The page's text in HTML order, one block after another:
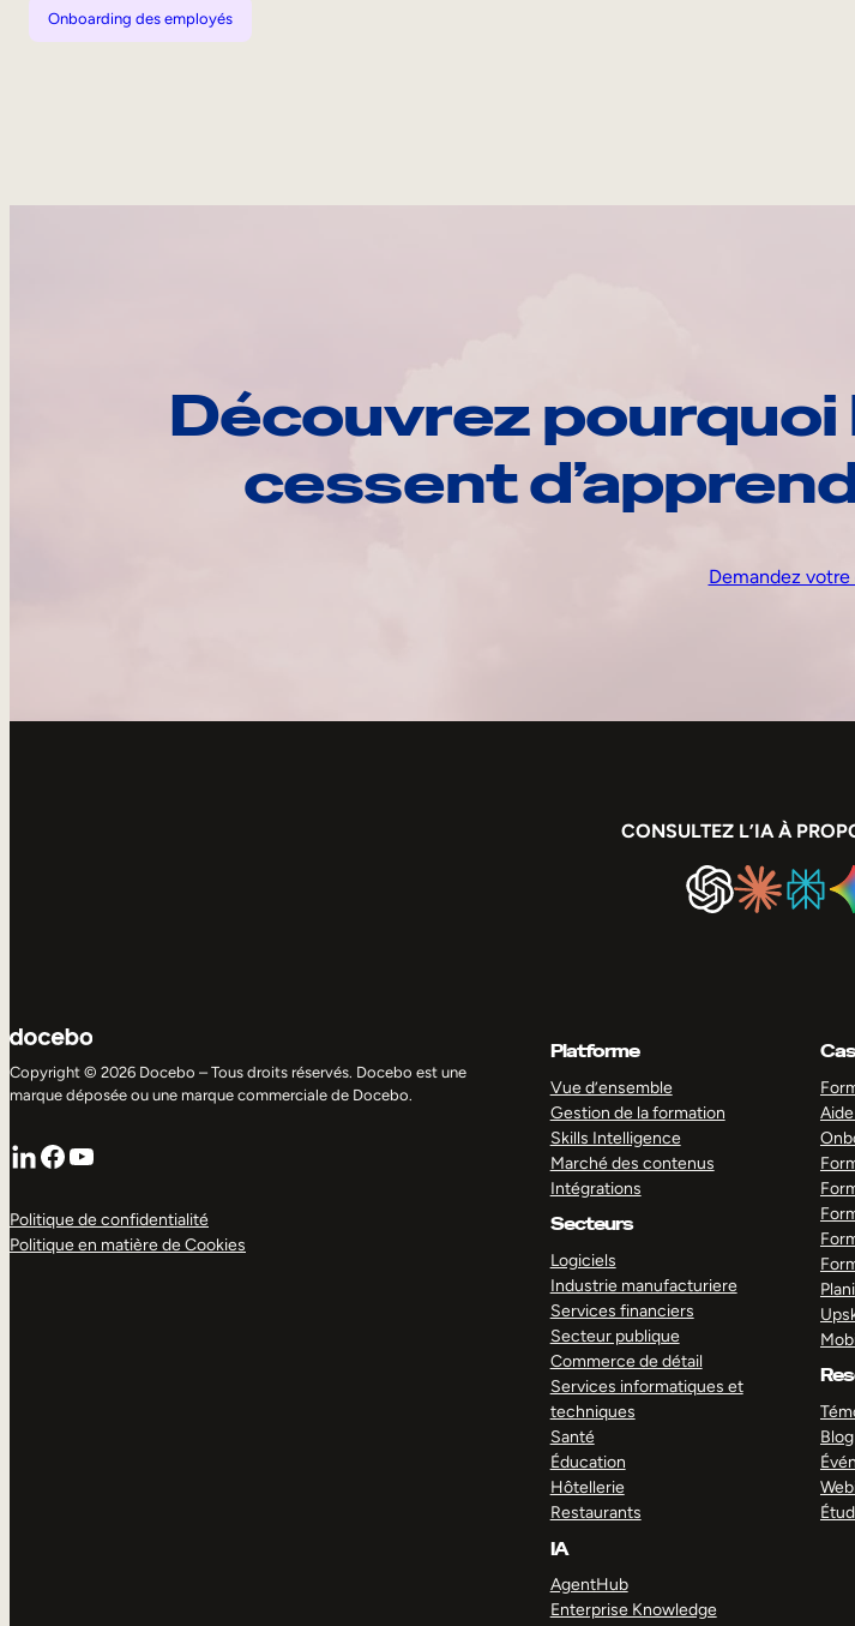
Onboarding des employés
Découvrez
cessent
Demandez
CONSULTEZ L’IA À
Copyright © 2026 Docebo – Tous droits réservés. Docebo est une
marque déposée ou une marque commerciale de Docebo.
LinkedIn
Facebook
YouTube
Politique de confidentialité
Politique en matière de Cookies
Platforme
Vue d’ensemble
Gestion de la formation
Skills Intelligence
Marché des contenus
Intégrations
Secteurs
Logiciels
Industrie manufacturiere
Services financiers
Secteur publique
Commerce de détail
Services informatiques et
techniques
Santé
Éducation
Hôtellerie
Restaurants
IA
AgentHub
Enterprise Knowledge
Blog